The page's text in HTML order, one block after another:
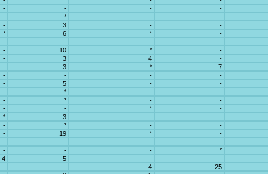
- - -
-
- * -
-
- 3 -
-
* 6 *
-
- - -
-
- 10 *
-
- 3 4
-
- 3 *
7
- - -
-
- 5 -
-
- * -
-
- * -
-
- - *
-
* 3 -
-
- * -
-
- 19 *
-
- - -
-
- - -
*
4 5 -
-
- - 4
25